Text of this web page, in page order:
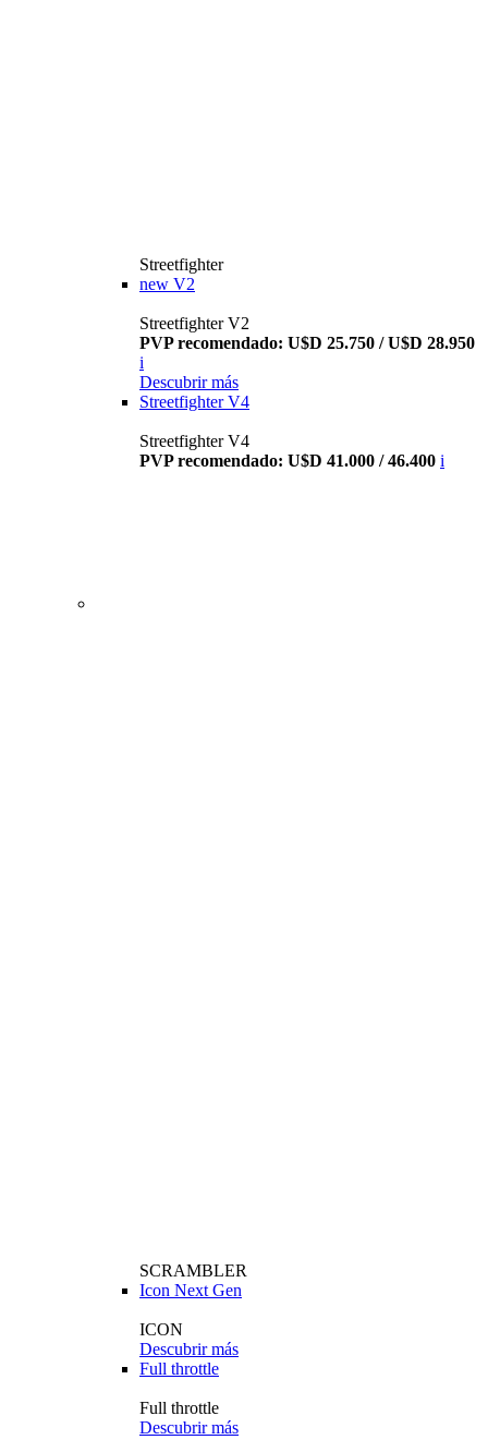
Streetfighter
new V2
Streetfighter V2
PVP recomendado: U$D 25.750 / U$D 28.950
i
Descubrir más
Streetfighter V4
Streetfighter V4
PVP recomendado: U$D 41.000 / 46.400 i
SCRAMBLER
Icon Next Gen
ICON
Descubrir más
Full throttle
Full throttle
Descubrir más